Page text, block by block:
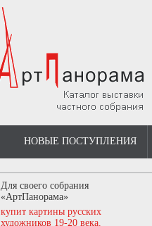
НОВЫЕ ПОСТУПЛЕНИЯ
Для своего собрания
«АртПанорама»
купит картины русских
художников 19-20 века.